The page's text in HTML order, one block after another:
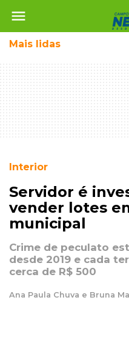
menu
Mais lidas
Interior
Servidor é
vender lotes
municipal
Crime de peculato
desde 2019 e cada
cerca de R$ 500
Ana Paula Chuva e Bruna